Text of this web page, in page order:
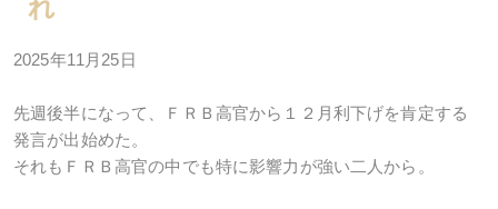
れ
2025年11 月 25日
先週後半になって、ＦＲＢ高官から１２月利下げを肯定する
発言が出始めた。
それもＦＲＢ高官の中でも特に影響力が強い二人から。